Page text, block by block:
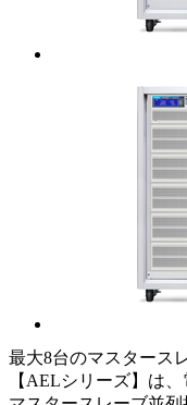
最大8台のマスタース
【AELシリーズ】は